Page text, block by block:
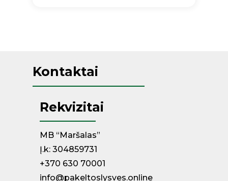
Kontaktai
Rekvizitai
MB “Maršalas”
Į.k: 304859731
+370 630 70001
info@pakeltoslysves.online